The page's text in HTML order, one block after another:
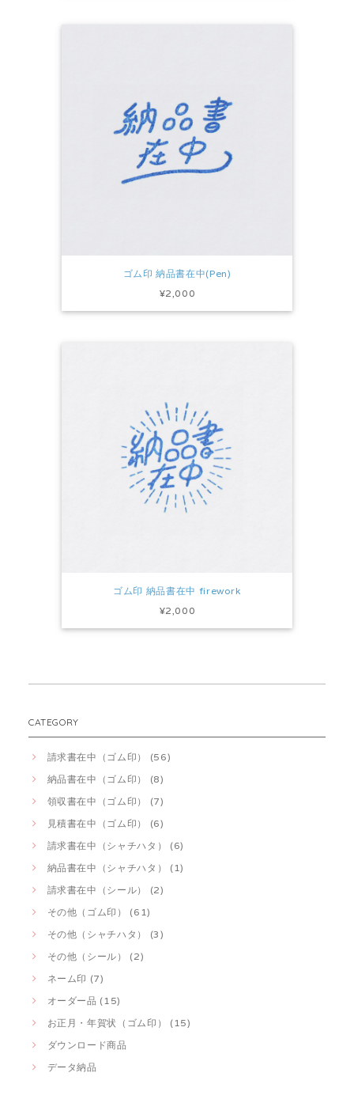
ゴム印 納品書在中(Pen)
¥2,000
ゴム印 納品書在中 firework
¥2,000
CATEGORY
請求書在中（ゴム印） (56)
納品書在中（ゴム印） (8)
領収書在中（ゴム印） (7)
見積書在中（ゴム印） (6)
請求書在中（シャチハタ） (6)
納品書在中（シャチハタ） (1)
請求書在中（シール） (2)
その他（ゴム印） (61)
その他（シャチハタ） (3)
その他（シール） (2)
ネーム印 (7)
オーダー品 (15)
お正月・年賀状（ゴム印） (15)
ダウンロード商品
データ納品